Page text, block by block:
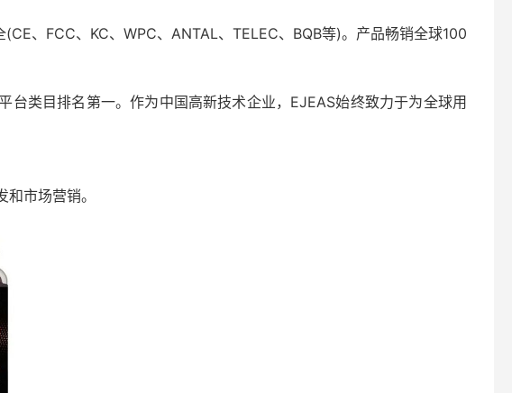
、FCC、KC、WPC、ANTAL、TELEC、BQB等)。产品畅销全球100
类目排名第一。作为中国高新技术企业，EJEAS始终致力于为全球用
市场营销。